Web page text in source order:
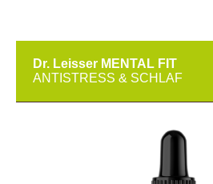
Dr. Leisser MENTAL FIT
ANTISTRESS & SCHLAF